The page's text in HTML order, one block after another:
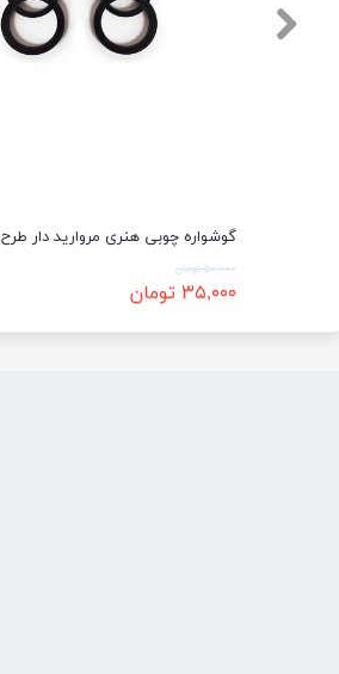
گوشواره چوبی هنری مروارید دار طرح EG73
۵۰,۰۰۰ تومان
۳۵,۰۰۰ تومان